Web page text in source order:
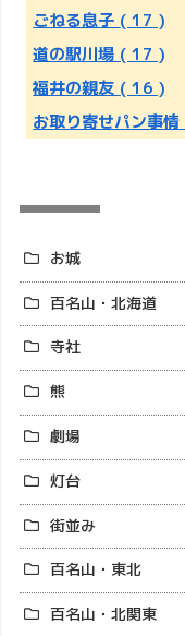
ごねる息子 ( 17 )
道の駅川場 ( 17 )
福井の親友 ( 16 )
お取り寄せパン事情
お城
百名山・北海道
寺社
熊
劇場
灯台
街並み
百名山・東北
百名山・北関東